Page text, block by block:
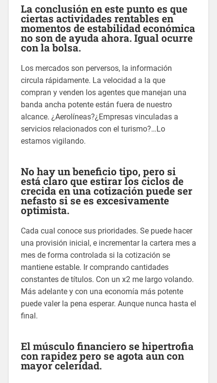
La conclusión en este punto es que
ciertas actividades rentables en
momentos de estabilidad económica
no son de ayuda ahora. Igual ocurre
con la bolsa.
Los mercados son perversos, la información
circula rápidamente. La velocidad a la que
compran y venden los agentes que manejan una
banda ancha potente están fuera de nuestro
alcance. ¿Aerolíneas?¿Empresas vinculadas a
servicios relacionados con el turismo?…Lo
estamos vigilando.
No hay un beneficio tipo, pero si
está claro que estirar los ciclos de
crecida en una cotización puede ser
nefasto si se es excesivamente
optimista.
Cada cual conoce sus prioridades. Se puede hacer
una provisión inicial, e incrementar la cartera mes a
mes de forma controlada si la cotización se
mantiene estable. Ir comprando cantidades
constantes de títulos. Con un x2 me largo volando.
Más adelante y con una economía más potente
puede valer la pena esperar. Aunque nunca hasta el
final.
El músculo financiero se hipertrofia
con rapidez pero se agota aun con
mayor celeridad.